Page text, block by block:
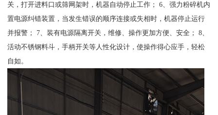
关，打开进料口或筛网架时，机器自动停止工作； 6、强力粉碎机内
置电源纠错装置，当发生错误的顺序连接或失相时，机器停止运行
并报警； 7、装有电源隔离开关，维修、操作更加方便、安全； 8、
活动不锈钢料斗，手柄开关等人性化设计，使操作得心应手，轻松
自如。